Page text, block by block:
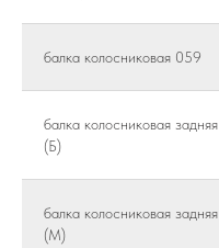
балка колосниковая 059
балка колосниковая задняя
(Б)
балка колосниковая задняя
(М)